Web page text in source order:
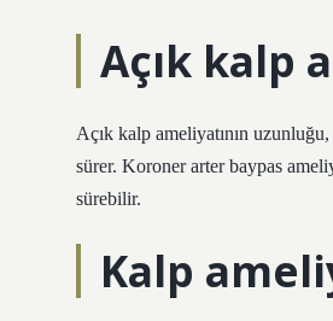
Açık kalp
Açık kalp ameliyatının
sürer. Koroner arter baypas
sürebilir.
Kalp